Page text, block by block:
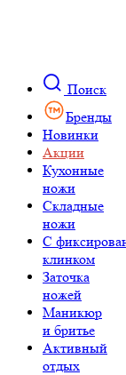
Поиск
Бренды
Новинки
Акции
Кухонные
ножи
Складные
ножи
C
клинком
Заточка
ножей
Маникюр
и бритье
Активный
отдых